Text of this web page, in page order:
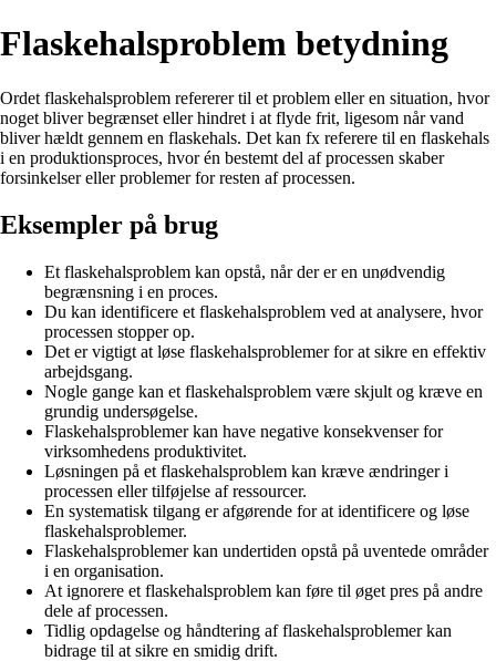
Flaskehalsproblem betydning
Ordet flaskehalsproblem refererer til et problem eller en situation, hvor
noget bliver begrænset eller hindret i at flyde frit, ligesom når vand
bliver hældt gennem en flaskehals. Det kan fx referere til en flaskehals
i en produktionsproces, hvor én bestemt del af processen skaber
forsinkelser eller problemer for resten af processen.
Eksempler på brug
Et flaskehalsproblem kan opstå, når der er en unødvendig
begrænsning i en proces.
Du kan identificere et flaskehalsproblem ved at analysere, hvor
processen stopper op.
Det er vigtigt at løse flaskehalsproblemer for at sikre en effektiv
arbejdsgang.
Nogle gange kan et flaskehalsproblem være skjult og kræve en
grundig undersøgelse.
Flaskehalsproblemer kan have negative konsekvenser for
virksomhedens produktivitet.
Løsningen på et flaskehalsproblem kan kræve ændringer i
processen eller tilføjelse af ressourcer.
En systematisk tilgang er afgørende for at identificere og løse
flaskehalsproblemer.
Flaskehalsproblemer kan undertiden opstå på uventede områder
i en organisation.
At ignorere et flaskehalsproblem kan føre til øget pres på andre
dele af processen.
Tidlig opdagelse og håndtering af flaskehalsproblemer kan
bidrage til at sikre en smidig drift.